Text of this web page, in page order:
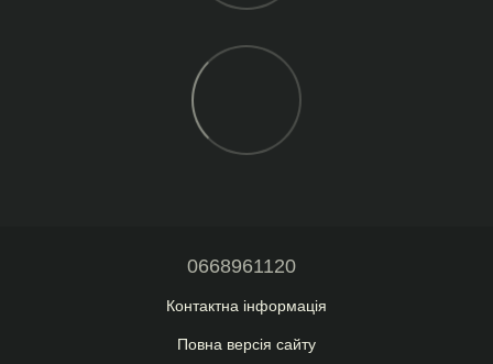
0668961120
Контактна інформація
Повна версія сайту